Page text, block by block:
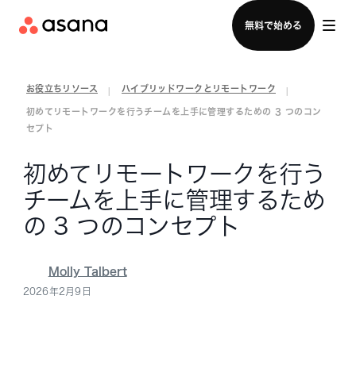
無料で始める
セールスチームに問い合わせる
お役立ちリソース ハイブリッドワークとリモートワーク
初めてリモートワークを行うチームを上手に管理するための 3 つのコン
セプト
初めてリモートワークを行う
チームを上手に管理するため
の 3 つのコンセプト
Molly Talbert
2026年2月9日